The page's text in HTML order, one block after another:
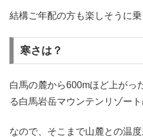
結構ご年配の方も楽しそうに乗
寒さは？
白馬の麓から600mほど上がっ
る白馬岩岳マウンテンリゾート
なので、そこまで山麓との温